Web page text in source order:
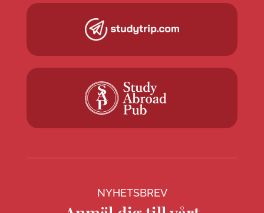
NYHETSBREV